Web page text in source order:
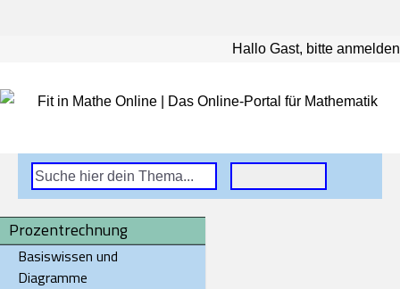
Hallo Gast, bitte anmelden
Prozentrechnung
Basiswissen und
Diagramme